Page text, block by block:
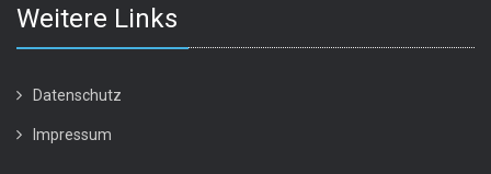
Weitere Links
Datenschutz
Impressum